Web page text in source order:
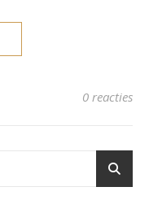
0 reacties